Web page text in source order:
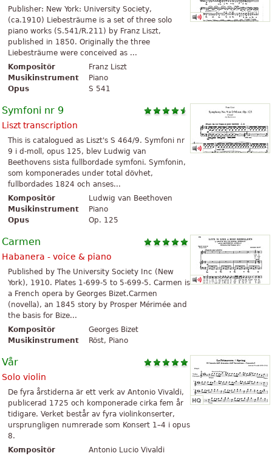
Publisher: New York: University Society,
(ca.1910) Liebesträume is a set of three solo
piano works (S.541/R.211) by Franz Liszt,
published in 1850. Originally the three
Liebesträume were conceived as ...
Kompositör
Franz Liszt
Musikinstrument
Piano
Opus
S 541
Symfoni nr 9
Liszt transcription
This is catalogued as Liszt's S 464/9. Symfoni nr
9 i d-moll, opus 125, blev Ludwig van
Beethovens sista fullbordade symfoni. Symfonin,
som komponerades under total dövhet,
fullbordades 1824 och anses...
Kompositör
Ludwig van Beethoven
Musikinstrument
Piano
Opus
Op. 125
Carmen
Habanera - voice & piano
Published by The University Society Inc (New
York), 1910. Plates 1-699-5 to 5-699-5. Carmen is
a French opera by Georges Bizet.Carmen
(novella), an 1845 story by Prosper Mérimée and
the basis for Bize...
Kompositör
Georges Bizet
Musikinstrument
Röst, Piano
Vår
Solo violin
De fyra årstiderna är ett verk av Antonio Vivaldi,
publicerad 1725 och komponerade cirka fem år
tidigare. Verket består av fyra violinkonserter,
ursprungligen numrerade som Konsert 1–4 i opus
8.
Kompositör
Antonio Lucio Vivaldi